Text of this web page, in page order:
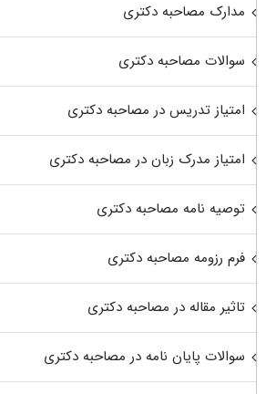
مدارک مصاحبه دکتری
سوالات مصاحبه دکتری
امتیاز تدریس در مصاحبه دکتری
امتیاز مدرک زبان در مصاحبه دکتری
توصیه نامه مصاحبه دکتری
فرم رزومه مصاحبه دکتری
تاثیر مقاله در مصاحبه دکتری
سوالات پایان نامه در مصاحبه دکتری